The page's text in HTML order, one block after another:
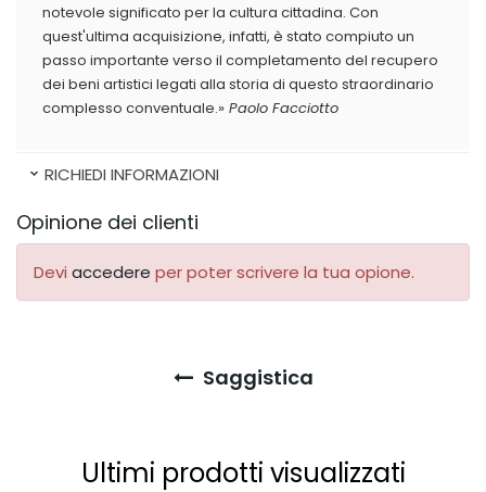
notevole significato per la cultura cittadina. Con
quest'ultima acquisizione, infatti, è stato compiuto un
passo importante verso il completamento del recupero
dei beni artistici legati alla storia di questo straordinario
complesso conventuale.» Paolo Facciotto
RICHIEDI INFORMAZIONI
Opinione dei clienti
Devi accedere per poter scrivere la tua opione.
Saggistica
Ultimi prodotti visualizzati